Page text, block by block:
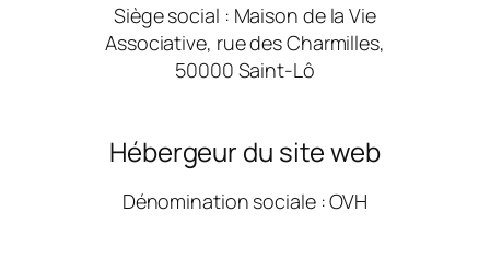
Siège social : Maison de la Vie
Associative, rue des Charmilles,
50000 Saint-Lô
Hébergeur du site web
Dénomination sociale : OVH